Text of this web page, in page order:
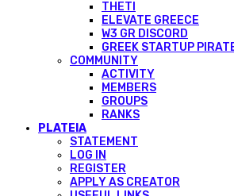
THETI
ELEVATE GREECE
W3 GR DISCORD
GREEK STARTUP
COMMUNITY
ACTIVITY
MEMBERS
GROUPS
RANKS
PLATEIA
STATEMENT
LOG IN
REGISTER
APPLY AS CREATOR